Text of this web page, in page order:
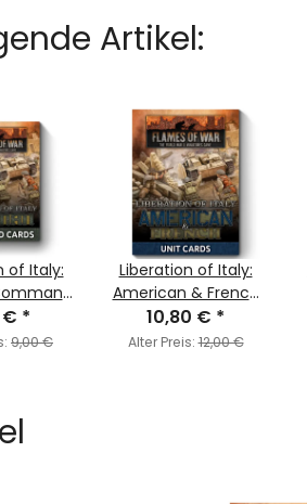
Artikel:
of Italy:
€ *
9,00 €
Liberation of Italy:
American & French
Unit Cards
10,80 € *
Alter Preis:12,00 €